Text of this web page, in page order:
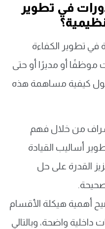
في تطوير
في تطوير الكفاءة
موظفًا أو مديرًا أو حتى
كيفية مساهمة هذه
من خلال فهم
أساليب القيادة
القدرة على حل
صحيحة.
أهمية هيكلة الأقسام
واضحة، وبالتالي